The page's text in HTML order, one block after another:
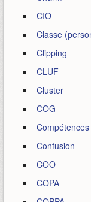
CIO
Classe
Clipping
CLUF
Cluster
COG
Compétences
Confusion
COO
COPA